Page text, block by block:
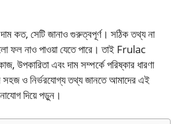
কত, সেটি জানাও গুরুত্বপূর্ণ। সঠিক তথ্য না
ফল নাও পাওয়া যেতে পারে। তাই Frulac
উপকারিতা এবং দাম সম্পর্কে পরিষ্কার ধারণা
ও নির্ভরযোগ্য তথ্য জানতে আমাদের এই
দিয়ে পড়ুন।